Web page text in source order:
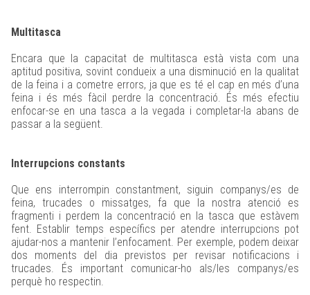
Multitasca
Encara que la capacitat de multitasca està vista com una
aptitud positiva, sovint condueix a una disminució en la qualitat
de la feina i a cometre errors, ja que es té el cap en més d’una
feina i és més fàcil perdre la concentració. És més efectiu
enfocar-se en una tasca a la vegada i completar-la abans de
passar a la següent.
Interrupcions constants
Que ens interrompin constantment, siguin companys/es de
feina, trucades o missatges, fa que la nostra atenció es
fragmenti i perdem la concentració en la tasca que estàvem
fent. Establir temps específics per atendre interrupcions pot
ajudar-nos a mantenir l’enfocament. Per exemple, podem deixar
dos moments del dia previstos per revisar notificacions i
trucades. És important comunicar-ho als/les companys/es
perquè ho respectin.